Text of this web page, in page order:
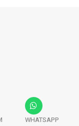
WHATSAPP